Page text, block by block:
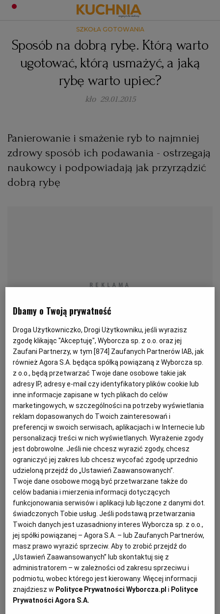
ŚNIADANIA
OBIADY
DESERY
MAKARONY
DRÓB
MIĘSA
RYBY
PRZEKĄSKI
DOMOWE PRZETWORY
SOST, DIPY I INNE DODATKI
OKAZJE
HALLOWEEN
KARNAWAŁ
KUCHNIE ŚWIATA
KUCHNIA BRYTYJSKA
KUCHNIA GRECKA
KUCHNIA PORTUGALSKA
KUCHNIA FRANCUSKA
KUCHNIA AMERYKAŃSKA
KUCHNIA POLSKA
KUCHNIA MEKSYKAŃSKA
KUCHNIA INDYJSKA
KUCHNIA HISZPAŃSKA
KUCHNIA NIEMIECKA
PORADY
WEGAN
BEZ GLUTENU
FELIETONY KULINARNE
KSIĄŻKI KULINARNE
SZEF KUCHNI
BIAŁYSTOK
BIELSKO-BIAŁA
BYDGOSZCZ
CZĘSTOCHOWA
ELBLĄG
GLIWICE
GORZÓW WIELKOPOLSKI
KALISZ
KATOWICE
KIELCE
KOSZALIN
WYBORCZA.PL
MAGAZYNY
DUŻY FORMAT
WOLNA SOBOTA
ALE HISTORIA
WYBORCZA TV I VOD
TYLKO ZDROWIE
KSIĄŻKI. MAGAZYN DO CZYTANIA
NASZA EUROPA
SŁÓWKA. MAGAZYN O JĘZYKU
WYBORCZA CLASSIC
WYBORCZA.BIZ
WYSOKIE OBCASY
BIQDATA
JUTRONAUCI
ARCHIWUM
INNE SERWISY
GAZETA.PL
Zaloguj się
SZKOŁA GOTOWANIA
Sposób na dobrą rybę. Którą warto
ugotować, którą usmażyć, a jaką
rybę warto upiec?
kło 29.01.2015
Panierowanie i smażenie ryb to najmniej
zdrowy sposób ich podawania - ostrzegają
naukowcy i podpowiadają jak przyrządzić
dobrą rybę
Powinniśmy zapomnieć o przepisie na smażoną rybę i
przestawić się na znacznie korzystniejsze dla zdrowia
grillowanie, gotowanie lub pieczenie - przekonuje dr
Radosław Kowalski z Rozrodu Zwierząt i Badań
Żywności PAN w Olsztynie w rozmowie z
Portalspozywczy.pl. Smażenie nie tylko powoduje
największe straty cennych kwasów omega-3, ale też
dzięki takiemu przyrządzeniu ryby dodatkowo
dostajemy mniej korzystne dla organizmu
węglowodany i tłuszcze wielonienasycone
długołańcuchowe.
* Do gotowania najlepiej wybierać ryby chude i średnio
tłuste, czyli okoniowate (np. okoń, sandacz) i
karpiowate (np. karpie, karasie, płocie), także flądry,
dorsze. Radosław Kowalski radzi, żeby podczas
gotowania nie unikać dodatku korzystnych dla
Dbamy o Twoją prywatność
Droga Użytkowniczko, Drogi Użytkowniku, jeśli wyrazisz
zgodę klikając "Akceptuję", Wyborcza sp. z o.o. oraz jej
Zaufani Partnerzy, w tym [874] Zaufanych Partnerów IAB, jak
również Agora S.A. będąca spółką powiązaną z Wyborcza sp.
z o.o., będą przetwarzać Twoje dane osobowe takie jak
adresy IP, adresy e-mail czy identyfikatory plików cookie lub
inne informacje zapisane w tych plikach do celów
marketingowych, w szczególności na potrzeby wyświetlania
reklam dopasowanych do Twoich zainteresowań i
preferencji w swoich serwisach, aplikacjach i w Internecie lub
personalizacji treści w nich wyświetlanych. Wyrażenie zgody
jest dobrowolne. Jeśli nie chcesz wyrazić zgody, chcesz
ograniczyć jej zakres lub chcesz wycofać zgodę uprzednio
udzieloną przejdź do „Ustawień Zaawansowanych”.
Twoje dane osobowe mogą być przetwarzane także do
celów badania i mierzenia informacji dotyczących
funkcjonowania serwisów i aplikacji lub łączone z danymi dot.
świadczonych Tobie usług. Jeśli podstawą przetwarzania
Twoich danych jest uzasadniony interes Wyborcza sp. z o.o.,
jej spółki powiązanej – Agora S.A. – lub Zaufanych Partnerów,
masz prawo wyrazić sprzeciw. Aby to zrobić przejdź do
„Ustawień Zaawansowanych” lub skontaktuj się z
administratorem – w zależności od zakresu sprzeciwu i
podmiotu, wobec którego jest kierowany. Więcej informacji
znajdziesz w Polityce Prywatności Wyborcza.pl i Polityce
Prywatności Agora S.A.